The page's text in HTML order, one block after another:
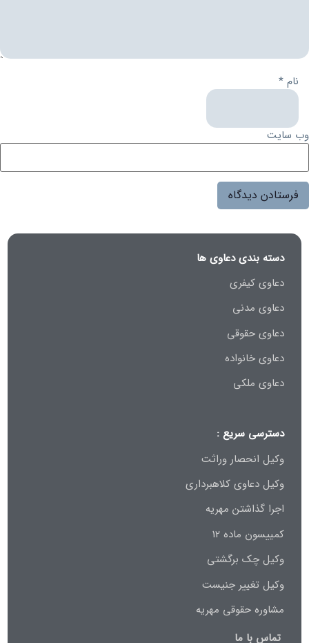
نام *
وب‌ سایت
دسته بندی دعاوی ها
دعاوی کیفری
دعاوی مدنی
دعاوی حقوقی
دعاوی خانواده
دعاوی ملکی
دسترسی سریع :
وکیل انحصار وراثت
وکیل دعاوی کلاهبرداری
اجرا گذاشتن مهریه
کمییسون ماده 12
وکیل چک برگشتی
وکیل تغییر جنیست
مشاوره حقوقی مهریه
تماس با ما